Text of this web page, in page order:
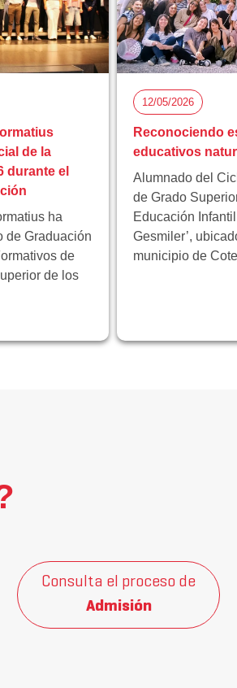
de la
durante el
ha
de Graduación
de
de los
12/05/2026
Reconociendo
educativos
Alumnado del
de Grado
Educación Infantil
Gesmiler’,
municipio de
Consulta el proceso de
Admisión